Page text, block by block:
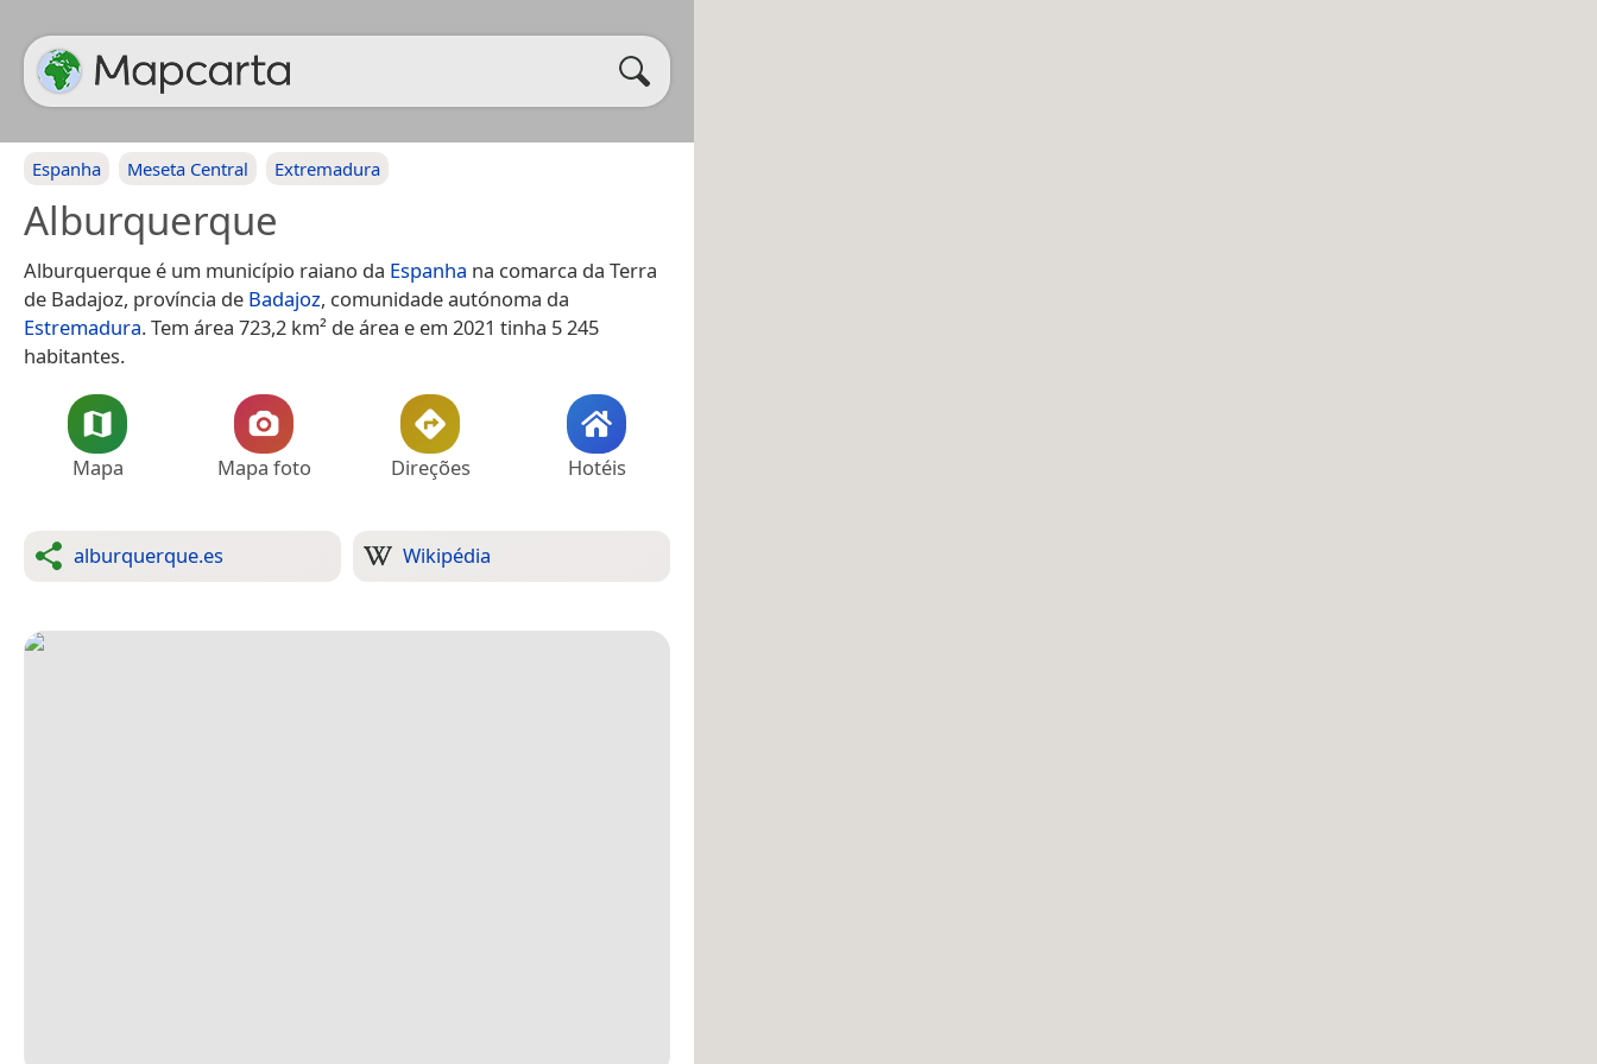
Espanha Meseta Central Extremadura
Alburquerque
Alburquerque é um município raiano da Espanha na comarca da Terra
de Badajoz, província de Badajoz, comunidade autónoma da
Estremadura. Tem área 723,2 km² de área e em 2021 tinha 5 245
habitantes.
Mapa Mapa foto Direções Hotéis
alburquerque.es Wikipédia